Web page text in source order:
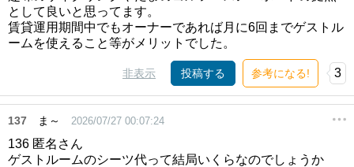
として良いと思ってます。
賃貸運用期間中でもオーナーであれば月に6回までゲストル
ームを使えること等がメリットでした。
非表示 投稿する 参考になる! 3
137 ま～ 2026/07/27 00:07:24
136 匿名さん
ゲストルームのシーツ代って結局いくらなのでしょうか